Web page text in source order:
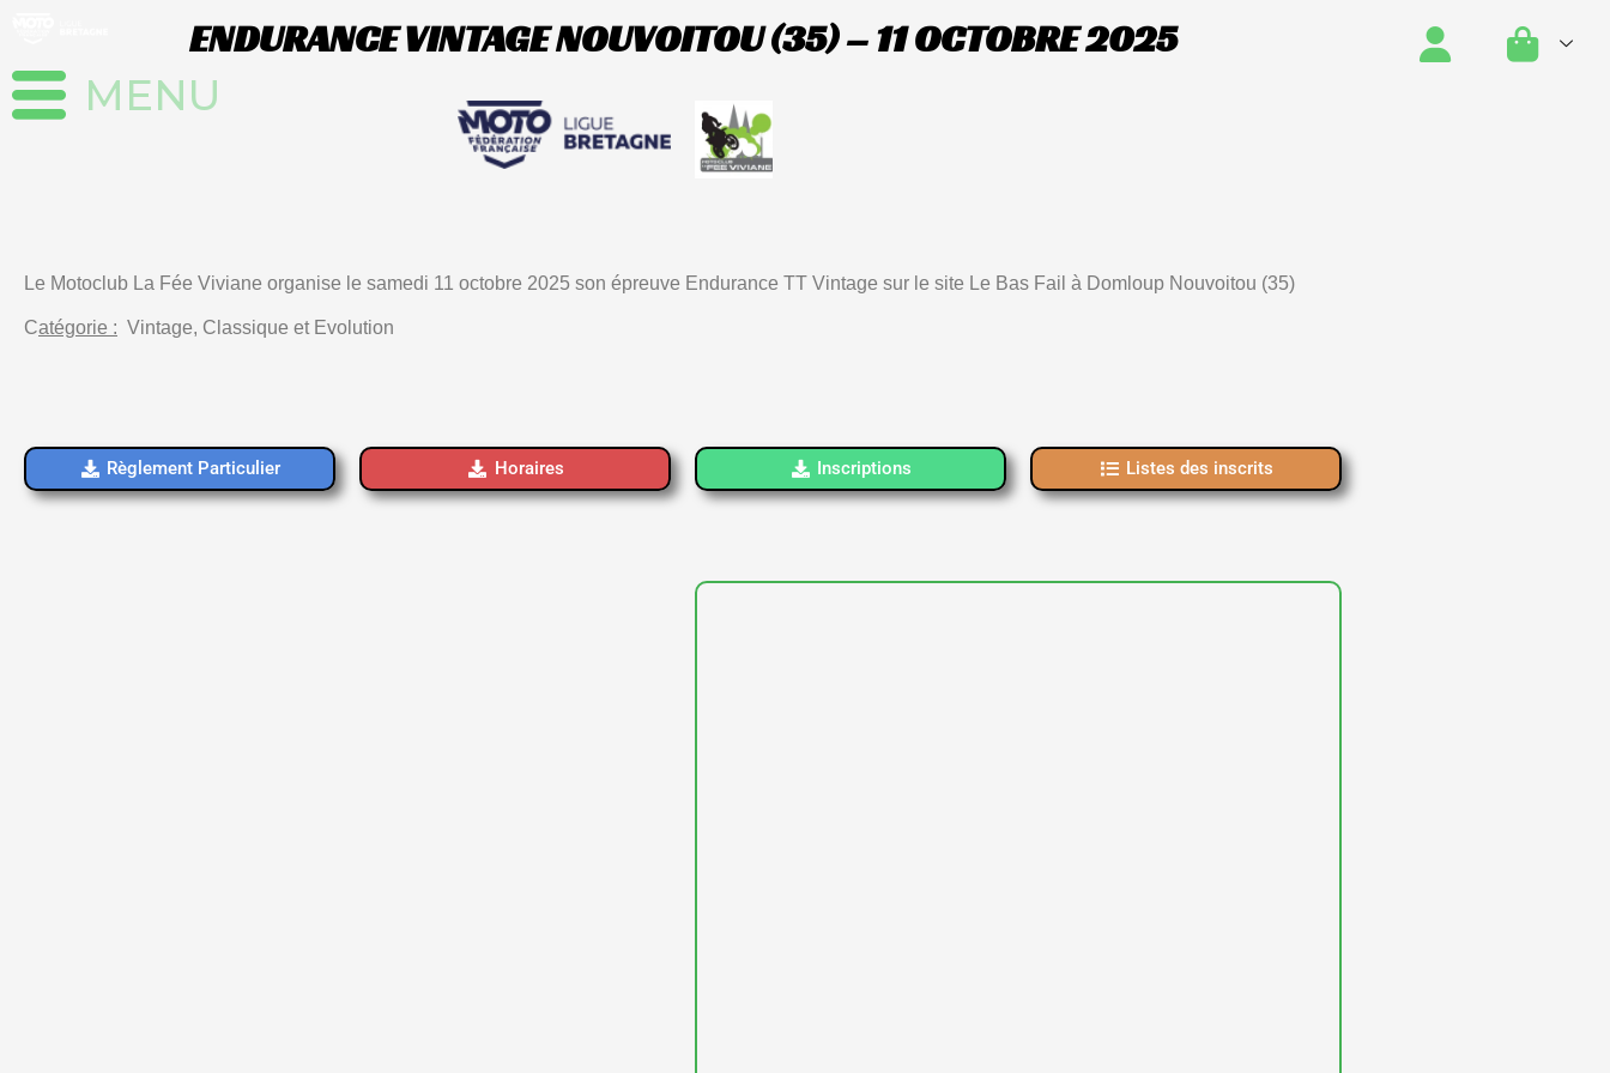
contenu
ENDURANCE VINTAGE NOUVOITOU (35) – 11 OCTOBRE 2025
Le Motoclub La Fée Viviane organise le samedi 11 octobre 2025 son épreuve Endurance TT Vintage sur le site Le Bas Fail à Domloup Nouvoitou (35)
Catégorie : Vintage, Classique et Evolution
Règlement Particulier Horaires Inscriptions Listes des inscrits